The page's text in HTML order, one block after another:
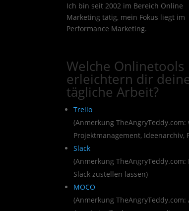
Ich bin seit 2002 im Bereich Online
Marketing tätig, mein Fokus liegt im
Performance Marketing.
Welche Onlinetools
erleichtern dir
tägliche Arbeit?
Trello
(Anmerkung
Projektmanagement,
Slack
(Anmerkung
Slack zustellen lassen)
MOCO
(Anmerkung